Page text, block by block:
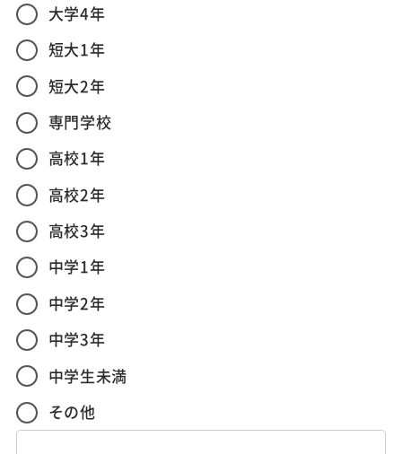
大学4年
短大1年
短大2年
専門学校
高校1年
高校2年
高校3年
中学1年
中学2年
中学3年
中学生未満
その他